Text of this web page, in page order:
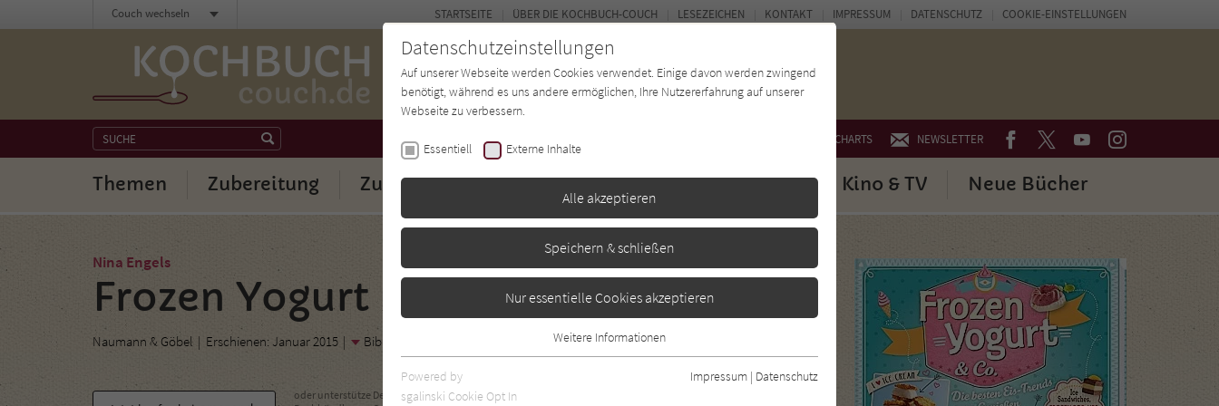
CHARTS NEWSLETTER FACEBOOKTWITTERYOUTUBEINSTAGRAM
Themen Zubereitung Zutaten Regionen Autor*in Magazin Kino & TV Neue Bücher
STARTSEITE ÜBER DIE KOCHBUCH-COUCH LESEZEICHEN KONTAKT IMPRESSUM DATENSCHUTZ COOKIE-EINSTELLUNGEN
Couch wechseln
Nina Engels
Frozen Yogurt und Co.
Naumann & Göbel Erschienen: Januar 2015 Bibliogr. Angaben
oder unterstütze Deinen
Datenschutzeinstellungen
Auf unserer Webseite werden Cookies verwendet. Einige davon werden zwingend
benötigt, während es uns andere ermöglichen, Ihre Nutzererfahrung auf unserer
Webseite zu verbessern.
Essentiell Externe Inhalte
Alle akzeptieren
Speichern & schließen
Nur essentielle Cookies akzeptieren
Essentielle Cookies werden für grundlegende Funktionen der Webseite
benötigt. Dadurch ist gewährleistet, dass die Webseite einwandfrei
Weitere Informationen
Powered by
sgalinski Cookie Opt In
Impressum | Datenschutz